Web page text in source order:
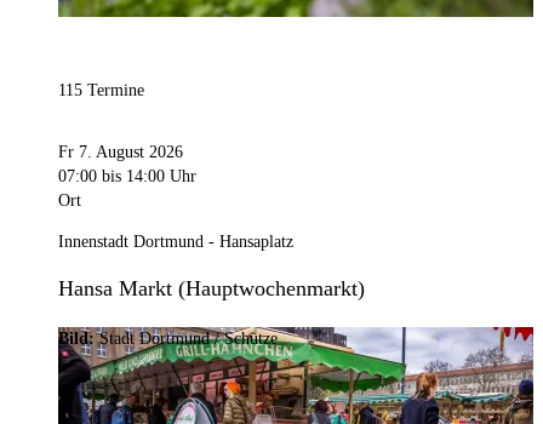
115 Termine
Fr 7. August 2026
07:00 bis 14:00 Uhr
Ort
Innenstadt Dortmund - Hansaplatz
Hansa Markt (Hauptwochenmarkt)
Bild:Stadt Dortmund / Schütze